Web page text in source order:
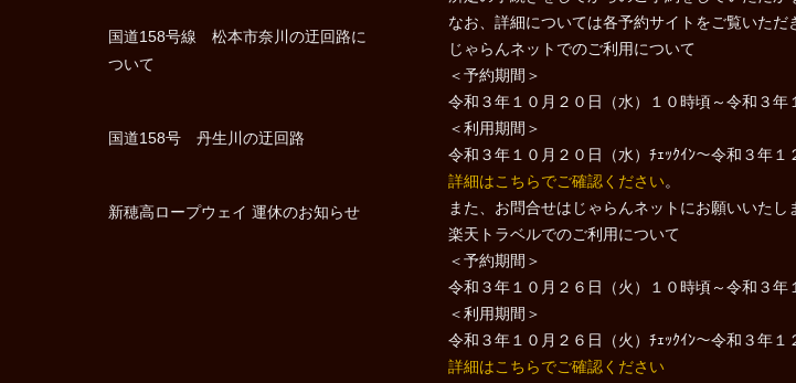
なお、詳細については各予約サイトをご覧いた
じゃらんネットでのご利用について
＜予約期間＞
令和３年１０月２０日（水）１０時頃～令和３年
＜利用期間＞
令和３年１０月２０日（水）ﾁｪｯｸｲﾝ～令和３年１
詳細はこちらでご確認ください。
また、お問合せはじゃらんネットにお願いいたし
楽天トラベルでのご利用について
＜予約期間＞
令和３年１０月２６日（火）１０時頃～令和３年
＜利用期間＞
令和３年１０月２６日（火）ﾁｪｯｸｲﾝ～令和３年１
詳細はこちらでご確認ください
国道158号線 松本市奈川の迂回路に
ついて
国道158号 丹生川の迂回路
新穂高ロープウェイ 運休のお知らせ